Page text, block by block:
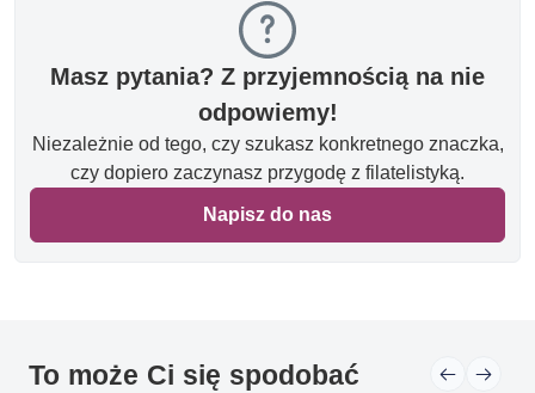
Masz pytania? Z przyjemnością na nie
odpowiemy!
Niezależnie od tego, czy szukasz konkretnego znaczka,
czy dopiero zaczynasz przygodę z filatelistyką.
Napisz do nas
To może Ci się spodobać